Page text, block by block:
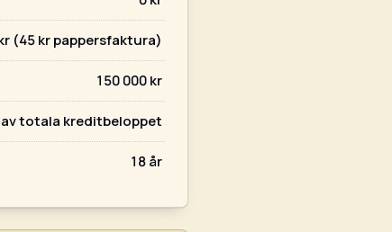
(45 kr pappersfaktura)
150 000 kr
av totala kreditbeloppet
18 år